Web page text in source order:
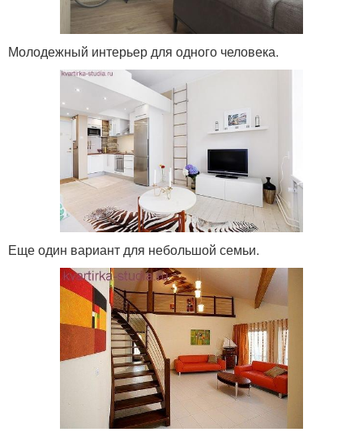
Молодежный интерьер для одного человека.
Еще один вариант для небольшой семьи.